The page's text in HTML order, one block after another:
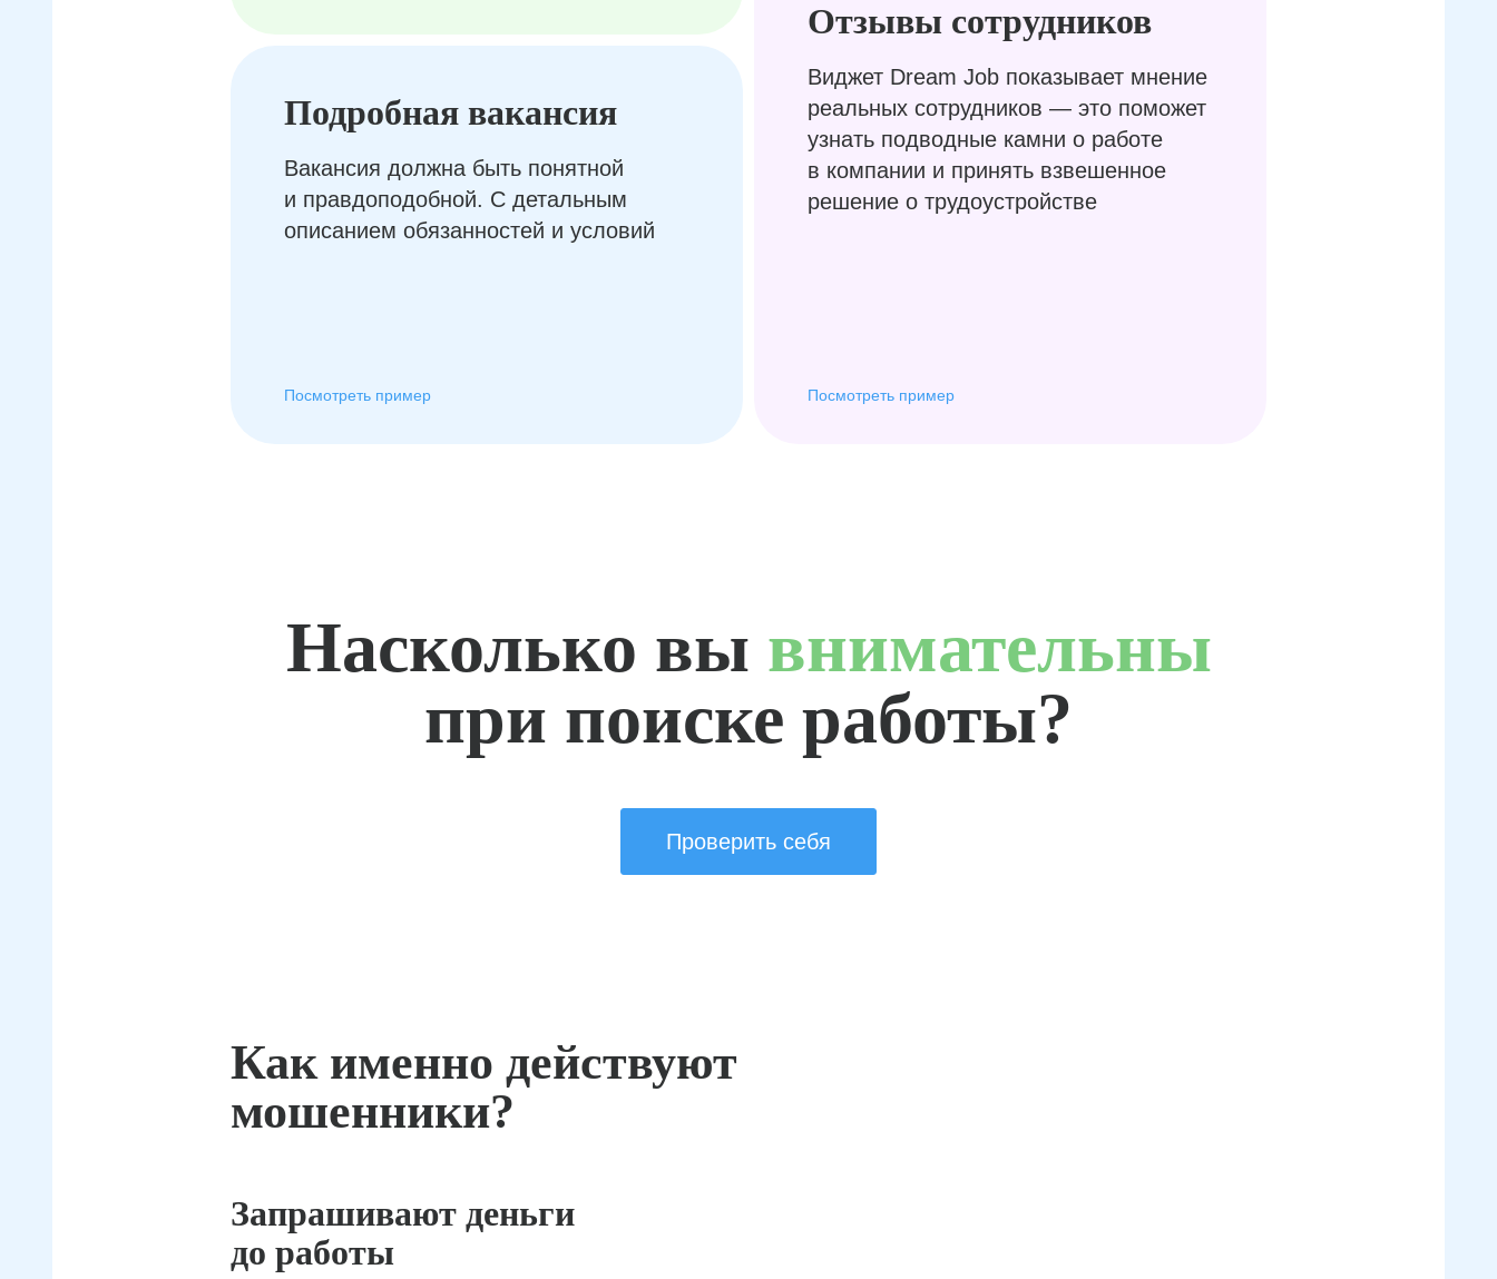
Подробная вакансия
Вакансия должна быть понятной
и правдоподобной. С детальным
описанием обязанностей и условий
Посмотреть пример
Отзывы сотрудников
Виджет Dream Job показывает мнение
реальных сотрудников — это поможет
узнать подводные камни о работе
в компании и принять взвешенное
решение о трудоустройстве
Посмотреть пример
Насколько вы внимательны
при поиске работы?
Проверить себя
Как именно действуют
мошенники?
Запрашивают деньги
до работы